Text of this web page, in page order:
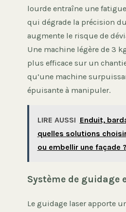
lourde entraîne une
qui dégrade la précision
augmente le risque de
Une machine légère de 3
plus efficace sur un
qu’une machine
épuisante à manipuler.
LIRE AUSSI Enduit,
quelles solutions
ou embellir une façade ?
Système de guidage
Le guidage laser apporte